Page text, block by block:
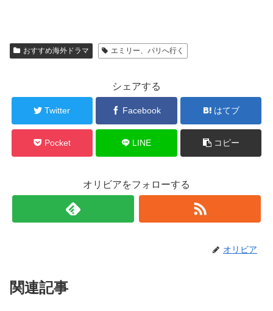
おすすめ海外ドラマ エミリー、パリへ行く
シェアする
Twitter Facebook はてブ
Pocket LINE コピー
オリビアをフォローする
オリビア
関連記事